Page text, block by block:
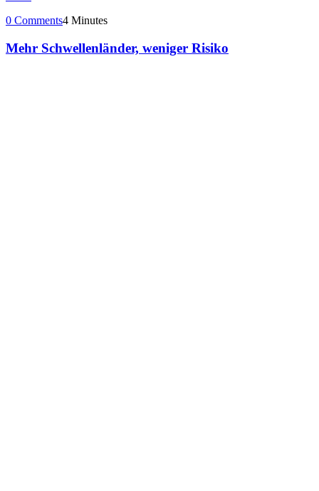
0 Comments4 Minutes
Mehr Schwellenländer, weniger Risiko